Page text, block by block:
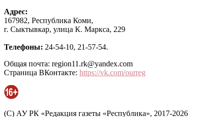
Адрес:
167982, Республика Коми,
г. Сыктывкар, улица К. Маркса, 229
Телефоны: 24-54-10, 21-57-54.
Общая почта: region11.rk@yandex.com
Страница ВКонтакте: https://vk.com/ourreg
(C) АУ РК «Редакция газеты «Республика», 2017-2026